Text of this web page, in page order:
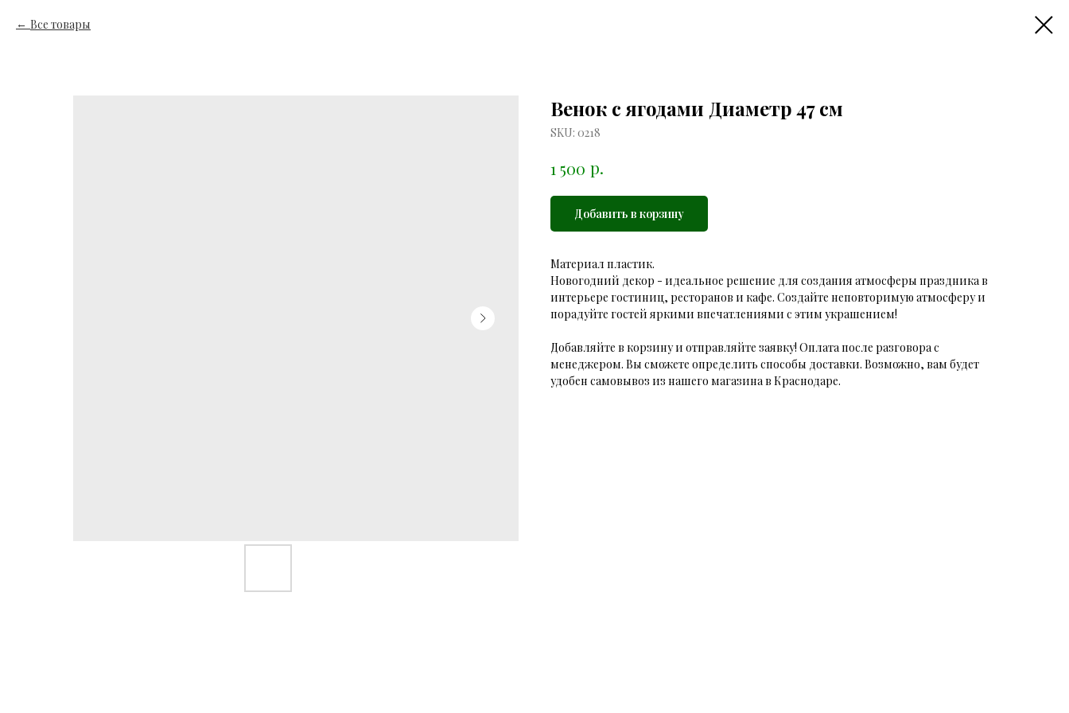
Все товары
Венок с ягодами Диаметр 47 см
SKU: 0218
1 500 р.
Добавить в корзину
Материал пластик.
Новогодний декор - идеальное решение для создания атмосферы праздника в
интерьере гостиниц, ресторанов и кафе. Создайте неповторимую атмосферу и
порадуйте гостей яркими впечатлениями с этим украшением!
Добавляйте в корзину и отправляйте заявку! Оплата после разговора с
менеджером. Вы сможете определить способы доставки. Возможно, вам будет
удобен самовывоз из нашего магазина в Краснодаре.